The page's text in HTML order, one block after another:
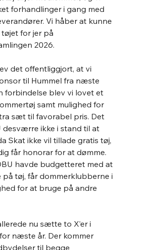
forhandlinger i gang med
Vi håber at kunne
for jer på
2026.
det offentliggjort, at vi
til Hummel fra næste
forbindelse blev vi lovet et
samt mulighed for
sæt til favorabel pris. Det
desværre ikke i stand til at
Skat ikke vil tillade gratis tøj,
får honorar for at dømme.
havde budgetteret med at
på tøj, får dommerklubberne i
for at bruge på andre
nu sætte to X’er i
næste år. Der kommer
til begge